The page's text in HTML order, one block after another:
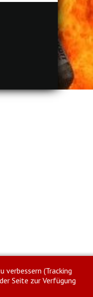
verbessern (Tracking
Seite zur Verfügung